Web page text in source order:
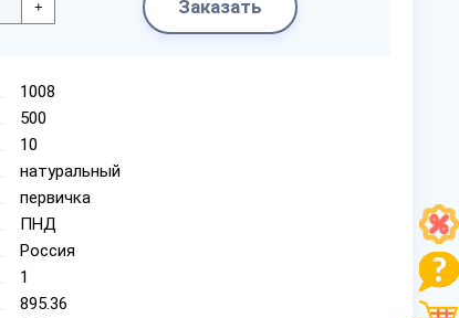
+ Заказать
1008
500
10
натуральный
первичка
ПНД
Россия
1
895.36